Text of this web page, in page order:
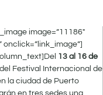
image=”11186″
onclick=”link_image”]
13 al 16 de
Festival Internacional de
la ciudad de Puerto